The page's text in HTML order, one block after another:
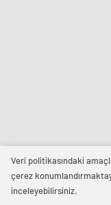
Veri politikasındaki
çerez
inceleyebilirsiniz.